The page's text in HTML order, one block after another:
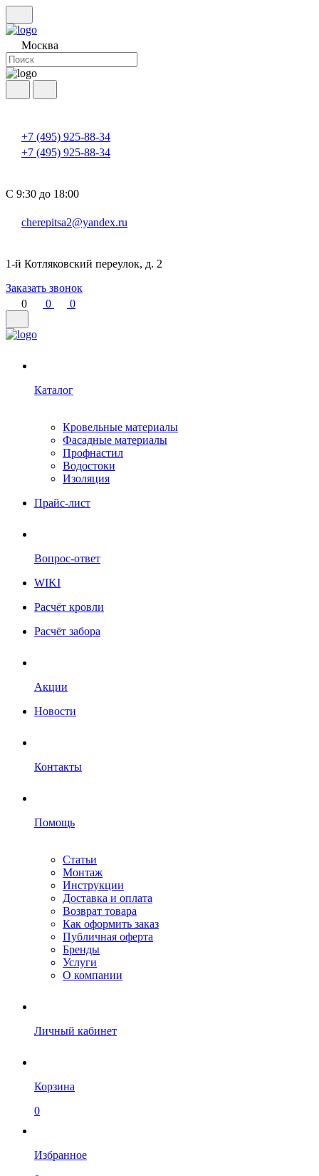
Москва
+7 (495) 925-88-34
+7 (495) 925-88-34
С 9:30 до 18:00
cherepitsa2@yandex.ru
1-й Котляковский переулок, д. 2
Заказать звонок
0
0 0
Каталог
Кровельные материалы
Фасадные материалы
Профнастил
Водостоки
Изоляция
Прайс-лист
Вопрос-ответ
WIKI
Расчёт кровли
Расчёт забора
Акции
Новости
Контакты
Помощь
Статьи
Монтаж
Инструкции
Доставка и оплата
Возврат товара
Как оформить заказ
Публичная оферта
Бренды
Услуги
О компании
Личный кабинет
Корзина
0
Избранное